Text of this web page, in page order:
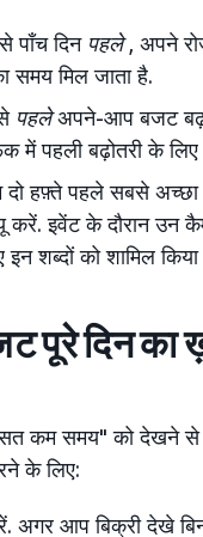
पाँच दिनपहले, अपने
मिल जाता है.
पहलेअपने-आप बजट
पहली बढ़ोतरी के लिए
हफ़्ते पहले सबसे अच्छा
करें. इवेंट के दौरान उन
शब्दों को शामिल किया
दिन का
कम समय" को देखने
के लिए:
अगर आप बिक्री देखे